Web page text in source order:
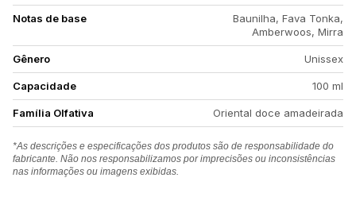
Notas de base
Baunilha, Fava Tonka,
Amberwoos, Mirra
Gênero Unissex
Capacidade 100 ml
Família Olfativa Oriental doce amadeirada
*As descrições e especificações dos produtos são de responsabilidade do
fabricante. Não nos responsabilizamos por imprecisões ou inconsistências
nas informações ou imagens exibidas.